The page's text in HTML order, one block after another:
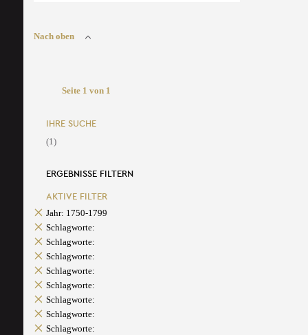
Nach oben
Seite 1 von 1
IHRE SUCHE
(1)
ERGEBNISSE FILTERN
AKTIVE FILTER
Jahr: 1750-1799
Schlagworte:
Schlagworte:
Schlagworte:
Schlagworte:
Schlagworte:
Schlagworte:
Schlagworte:
Schlagworte: